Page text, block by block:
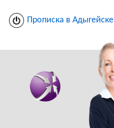
Прописка в Адыгейске